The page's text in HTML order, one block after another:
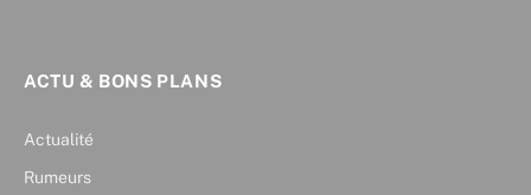
ACTU & BONS PLANS
Actualité
Rumeurs